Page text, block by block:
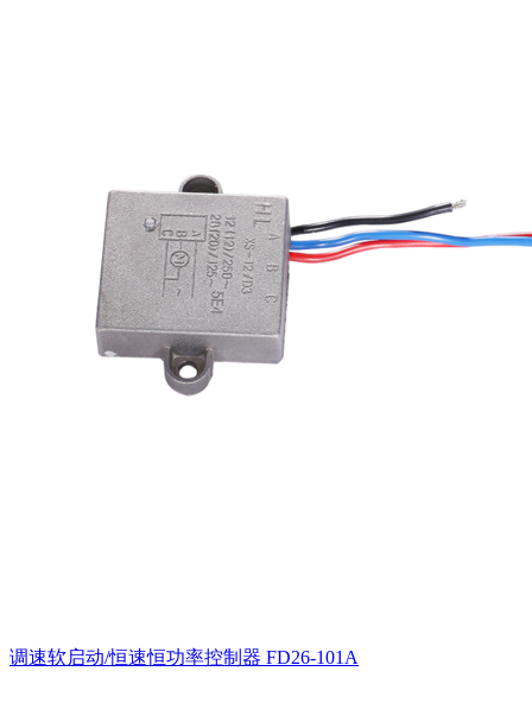
调速软启动/恒速恒功率控制器 FD26-101A